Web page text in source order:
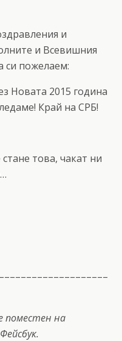
и
и Всевишния
си пожелаем:
Новата 2015 година
Край на СРБ!
това, чакат ни
поместен на